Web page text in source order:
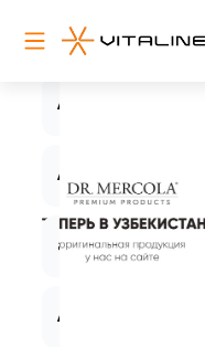
Аминокислоты 5
Антиоксиданты
Астахантин
ацетилцистеин
Ашваганда